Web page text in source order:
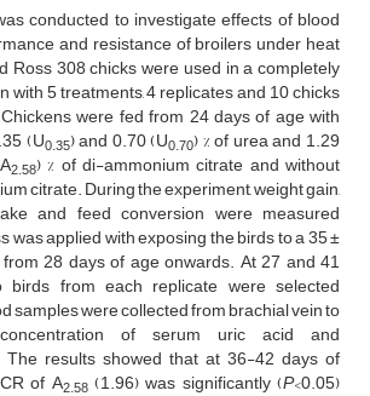
conducted to investigate effects of blood
and resistance of broilers under heat
Ross 308 chicks were used in a completely
with 5 treatments, 4 replicates and 10 chicks
were fed from 24 days of age with
(U0.35) and 0.70 (U0.70) % of urea and 1.29
2.58) % of di-ammonium citrate and without
citrate. During the experiment, weight gain,
and feed conversion were measured
was applied with exposing the birds to a 35 ±
28 days of age onwards. At 27 and 41
from each replicate were selected
samples were collected from brachial vein to
of serum uric acid and
The results showed that at 36-42 days of
of A2.58 (1.96) was significantly (P<0.05)